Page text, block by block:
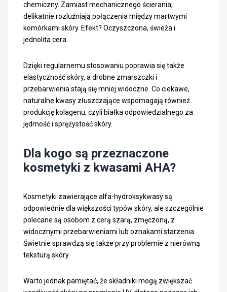
chemiczny. Zamiast mechanicznego ścierania,
delikatnie rozluźniają połączenia między martwymi
komórkami skóry. Efekt? Oczyszczona, świeża i
jednolita cera.
Dzięki regularnemu stosowaniu poprawia się także
elastyczność skóry, a drobne zmarszczki i
przebarwienia stają się mniej widoczne. Co ciekawe,
naturalne kwasy złuszczające wspomagają również
produkcję kolagenu, czyli białka odpowiedzialnego za
jędrność i sprężystość skóry.
Dla kogo są przeznaczone
kosmetyki z kwasami AHA?
Kosmetyki zawierające alfa-hydroksykwasy są
odpowiednie dla większości typów skóry, ale szczególnie
polecane są osobom z cerą szarą, zmęczoną, z
widocznymi przebarwieniami lub oznakami starzenia.
Świetnie sprawdzą się także przy problemie z nierówną
teksturą skóry.
Warto jednak pamiętać, że składniki mogą zwiększać